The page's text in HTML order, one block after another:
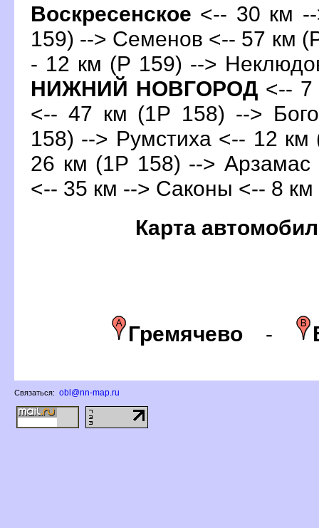
оскресенское <-- 30 км
159) --> Семенов <-- 57 км
- 12 км (Р 159) -->
НИЖНИЙ НОВГОРОД <--
<-- 47 км (1Р 158) -->
158) --> Румстиха <-- 12
26 км (1Р 158) -->
<-- 35 км --> Саконы <-- 8
Карта
Гремячево-
Связаться: obl@nn-map.ru